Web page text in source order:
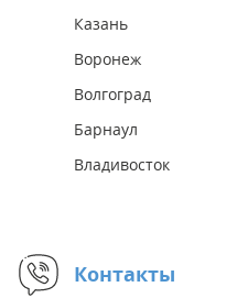
Казань
Воронеж
Волгоград
Барнаул
Владивосток
Контакты